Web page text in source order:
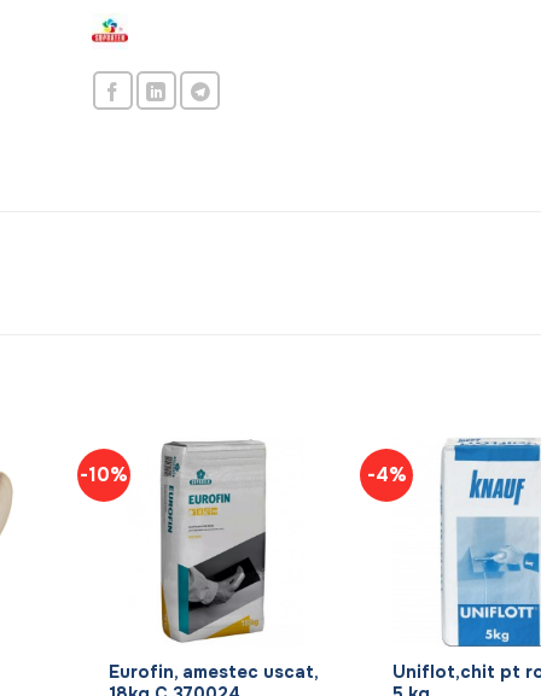
-10%
Eurofin, amestec uscat,
-4%
Uniflot,chit pt